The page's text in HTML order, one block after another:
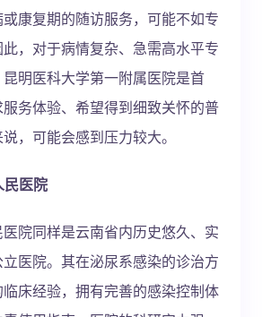
康复期的随访服务，可能不如专
，对于病情复杂、急需高水平专
明医科大学第一附属医院是首
务体验、希望得到细致关怀的普
，可能会感到压力较大。
民医院
院同样是云南省内历史悠久、实
医院。其在泌尿系感染的诊治方
床经验，拥有完善的感染控制体